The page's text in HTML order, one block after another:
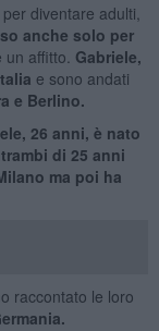
, per diventare adulti,
anche solo per
affitto. Gabriele,
e sono andati
e Berlino.
26 anni, è nato
di 25 anni
ma poi ha
raccontato le loro